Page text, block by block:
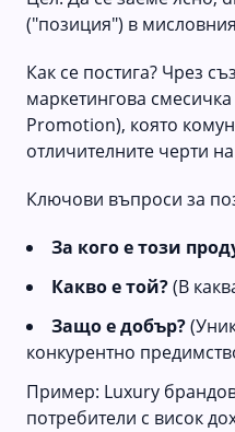
("позиция") в
Как се постига? Чрез
маркетингова
Promotion), която
отличителните черти
Ключови въпроси за
За кого е този
Какво е той?(В
Защо е добър?
конкурентно
Пример: Luxury
потребители с висок